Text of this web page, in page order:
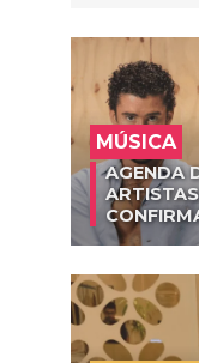
MÚSICA
AGENDA